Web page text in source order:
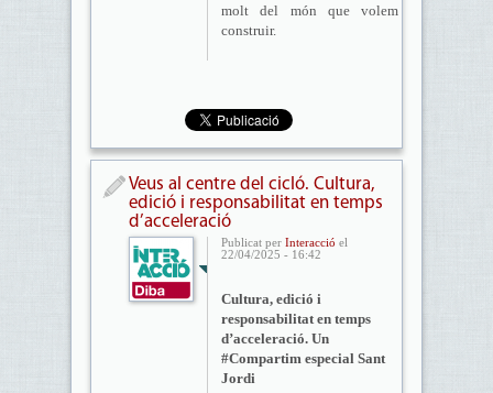
molt del món que volem
construir.
Veus al centre del cicló. Cultura,
edició i responsabilitat en temps
d’acceleració
Publicat per Interacció el
22/04/2025 - 16:42
Cultura, edició i
responsabilitat en temps
d’acceleració. Un
#Compartim especial Sant
Jordi